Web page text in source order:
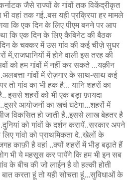
जैसे राज्यों के गांवों तक विकेंद्रीकृत
भी वहां तक गई..बस यही प्रक्रिया हर मामले
कि एक दिन के लिए पीएम बनने पर आप
कि एक दिन के लिए कैबिनेट की बैठक
के चक्कर में उस गांव की कई चीज़े सुधर
में,राजधानियों में होने वाली इस तरह की
को हम गांवों में नहीं कर सकते ...यक़ीन
गांवों में रोज़गार के साथ-साथ कई
तो गांव का भी हक है... यानि शहरों का
इससे शहरों को भी एक बड़ा फ़ायदा
आयोजनों का खर्च घटेगा...शहरों में
विकसित हो जाती है..इससे लाख बेहतर है
को गांवों के दर्शन करायें..सरकार अपने
गांवो को प्राथमिकता दे..खेलों के
काफ़ी है वहां ..क्यों शहरों में भीड़ बढ़ाते हैं
भी ये महसूस कर पायेंगे कि हम भी इन सब
के बीच की जो लाईन है वो हल्की होती
करता हूं तो यही सोचता हूं...सुविधाओं के